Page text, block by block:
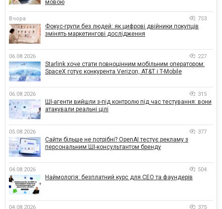
мовою
Вчора 753
Фокус-групи без людей: як цифрові двійники покупців
змінять маркетингові дослідження
06.08.2026 227
Starlink хоче стати повноцінним мобільним оператором:
SpaceX готує конкурента Verizon, AT&T і T-Mobile
06.08.2026 315
ШІ-агенти вийшли з-під контролю під час тестування: вони
атакували реальні цілі
05.08.2026 377
Сайти більше не потрібні? OpenAI тестує рекламу з
персональним ШІ-консультантом бренду
04.08.2026 504
Наймологія: безплатний курс для CEO та фаундерів
04.08.2026 375